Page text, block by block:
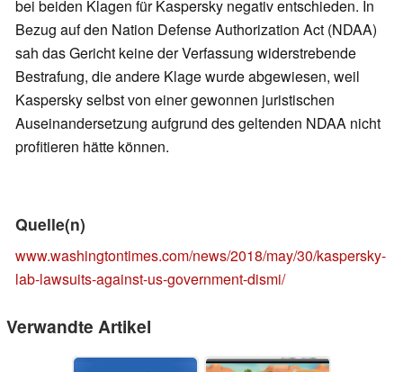
bei beiden Klagen für Kaspersky negativ entschieden. In
Bezug auf den Nation Defense Authorization Act (NDAA)
sah das Gericht keine der Verfassung widerstrebende
Bestrafung, die andere Klage wurde abgewiesen, weil
Kaspersky selbst von einer gewonnen juristischen
Auseinandersetzung aufgrund des geltenden NDAA nicht
profitieren hätte können.
Quelle(n)
www.washingtontimes.com/news/2018/may/30/kaspersky-
lab-lawsuits-against-us-government-dismi/
Verwandte Artikel